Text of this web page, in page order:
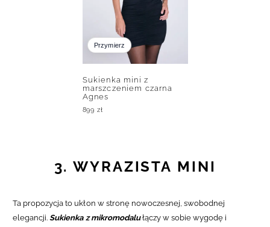
Przymierz
Sukienka mini z
marszczeniem czarna
Agnes
899zł
3. WYRAZISTA MINI
Ta propozycja to ukłon w stronę nowoczesnej, swobodnej
elegancji.Sukienka z mikromodalułączy w sobie wygodę i